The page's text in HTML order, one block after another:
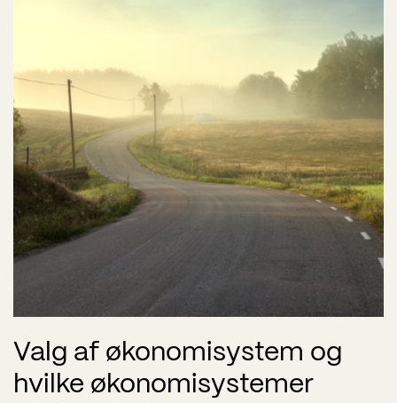
Valg af økonomisystem og
hvilke økonomisystemer